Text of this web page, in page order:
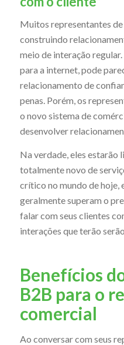
Muitos representantes de
construindo
meio de interação
para a internet, pode
relacionamento de
penas. Porém, os
o novo sistema de
desenvolver
Na verdade, eles estarão
totalmente novo de
crítico no mundo de hoje,
geralmente superam o
falar com seus clientes
interações que terão
Benefícios
B2B para o
comercial
Ao conversar com seus